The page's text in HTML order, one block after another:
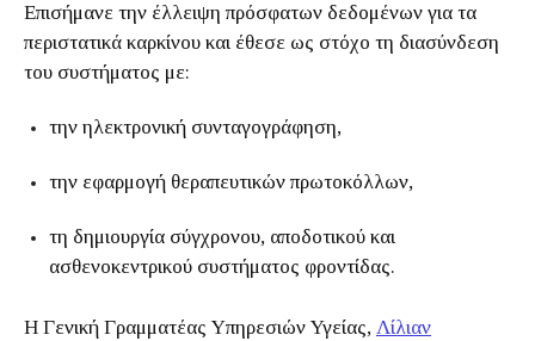
Επισήμανε την έλλειψη πρόσφατων δεδομένων για τα
περιστατικά καρκίνου και έθεσε ως στόχο τη διασύνδεση
του συστήματος με:
την ηλεκτρονική συνταγογράφηση,
την εφαρμογή θεραπευτικών πρωτοκόλλων,
τη δημιουργία σύγχρονου, αποδοτικού και
ασθενοκεντρικού συστήματος φροντίδας.
Η Γενική Γραμματέας Υπηρεσιών Υγείας, Λίλιαν